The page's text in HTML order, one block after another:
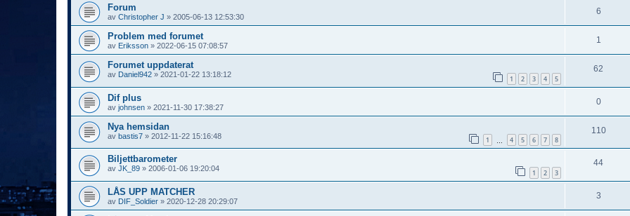
Forum
av Christopher J » 2005-06-13 12:53:30
6
Problem med forumet
av Eriksson » 2022-06-15 07:08:57
1
Forumet uppdaterat
av Daniel942 » 2021-01-22 13:18:12 1 2 3 4 5
62
Dif plus
av johnsen » 2021-11-30 17:38:27
0
Nya hemsidan
av bastis7 » 2012-11-22 15:16:48 1 4 5 6 7 8
110
Biljettbarometer
av JK_89 » 2006-01-06 19:20:04 1 2 3
44
LÅS UPP MATCHER
av DIF_Soldier » 2020-12-28 20:29:07
3